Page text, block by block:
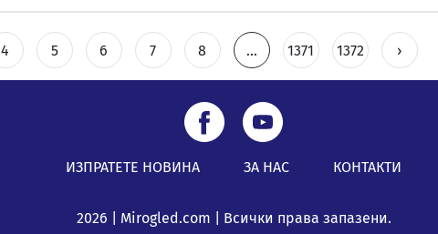
4 5 6 7 8 ... 1371 1372 ›
ИЗПРАТЕТЕ НОВИНА ЗА НАС КОНТАКТИ
2026 | Mirogled.com | Всички права запазени.